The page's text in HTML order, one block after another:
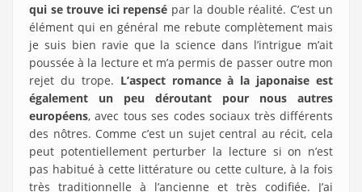
qui se trouve ici repensé par la double réalité. C’est un
élément qui en général me rebute complètement mais
je suis bien ravie que la science dans l’intrigue m’ait
poussée à la lecture et m’a permis de passer outre mon
rejet du trope. L’aspect romance à la japonaise est
également un peu déroutant pour nous autres
européens, avec tous ses codes sociaux très différents
des nôtres. Comme c’est un sujet central au récit, cela
peut potentiellement perturber la lecture si on n’est
pas habitué à cette littérature ou cette culture, à la fois
très traditionnelle à l’ancienne et très codifiée. J’ai